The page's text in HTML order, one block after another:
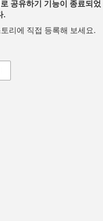
공유하기 기능이 종료되었
.
리에 직접 등록해 보세요.